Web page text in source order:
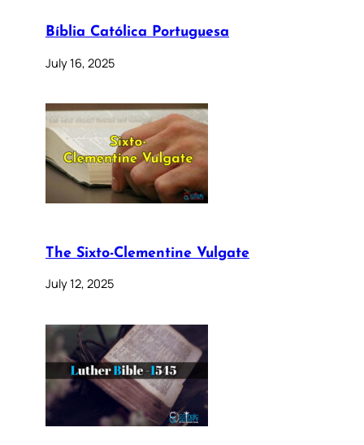
Bíblia Católica Portuguesa
July 16, 2025
The Sixto-Clementine Vulgate
July 12, 2025